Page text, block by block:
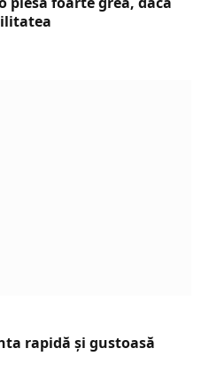
rapidă și gustoasă